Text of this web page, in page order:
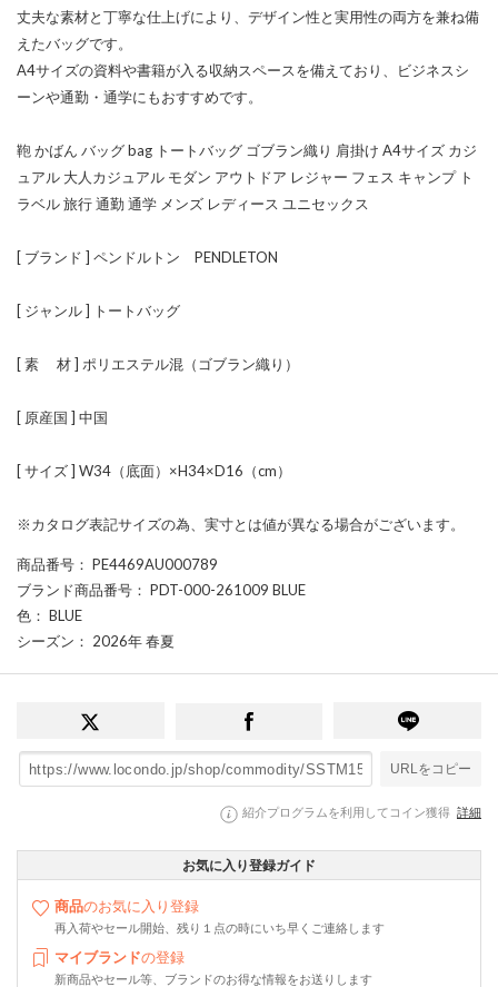
丈夫な素材と丁寧な仕上げにより、デザイン性と実用性の両方を兼ね備
えたバッグです。
A4サイズの資料や書籍が入る収納スペースを備えており、ビジネスシ
ーンや通勤・通学にもおすすめです。
鞄 かばん バッグ bag トートバッグ ゴブラン織り 肩掛け A4サイズ カジ
ュアル 大人カジュアル モダン アウトドア レジャー フェス キャンプ ト
ラベル 旅行 通勤 通学 メンズ レディース ユニセックス
[ ブランド ] ペンドルトン PENDLETON
[ ジャンル ] トートバッグ
[ 素 材 ] ポリエステル混（ゴブラン織り）
[ 原産国 ] 中国
[ サイズ ] W34（底面）×H34×D16（cm）
※カタログ表記サイズの為、実寸とは値が異なる場合がございます。
商品番号 ： PE4469AU000789
ブランド商品番号 ： PDT-000-261009 BLUE
色 ： BLUE
シーズン ： 2026年 春夏
URLをコピー
紹介プログラムを利用してコイン獲得 詳細
お気に入り登録ガイド
商品のお気に入り登録
再入荷やセール開始、残り１点の時にいち早くご連絡します
マイブランドの登録
新商品やセール等、ブランドのお得な情報をお送りします